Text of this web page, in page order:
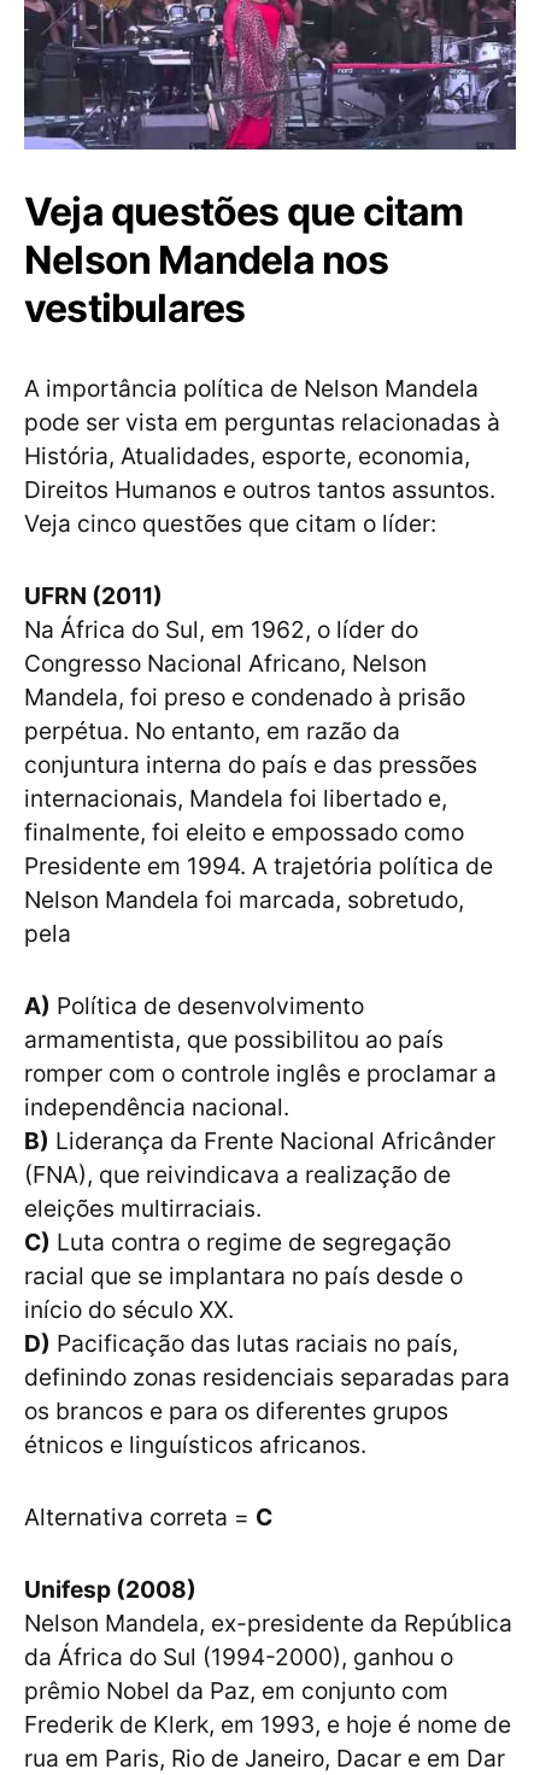
Veja questões que citam
Nelson Mandela nos
vestibulares
A importância política de Nelson Mandela
pode ser vista em perguntas relacionadas à
História, Atualidades, esporte, economia,
Direitos Humanos e outros tantos assuntos.
Veja cinco questões que citam o líder:
UFRN (2011)
Na África do Sul, em 1962, o líder do
Congresso Nacional Africano, Nelson
Mandela, foi preso e condenado à prisão
perpétua. No entanto, em razão da
conjuntura interna do país e das pressões
internacionais, Mandela foi libertado e,
finalmente, foi eleito e empossado como
Presidente em 1994. A trajetória política de
Nelson Mandela foi marcada, sobretudo,
pela
A) Política de desenvolvimento
armamentista, que possibilitou ao país
romper com o controle inglês e proclamar a
independência nacional.
B) Liderança da Frente Nacional Africânder
(FNA), que reivindicava a realização de
eleições multirraciais.
C) Luta contra o regime de segregação
racial que se implantara no país desde o
início do século XX.
D) Pacificação das lutas raciais no país,
definindo zonas residenciais separadas para
os brancos e para os diferentes grupos
étnicos e linguísticos africanos.
Alternativa correta = C
Unifesp (2008)
Nelson Mandela, ex-presidente da República
da África do Sul (1994-2000), ganhou o
prêmio Nobel da Paz, em conjunto com
Frederik de Klerk, em 1993, e hoje é nome de
rua em Paris, Rio de Janeiro, Dacar e em Dar